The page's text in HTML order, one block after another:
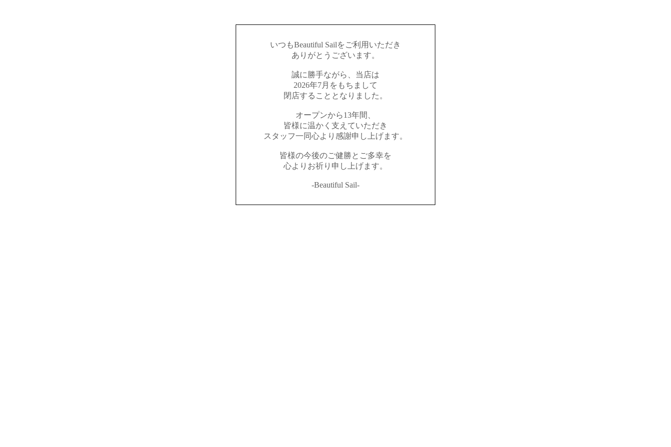
いつもBeautiful Sailをご利用いただき
ありがとうございます。
誠に勝手ながら、当店は
2026年7月をもちまして
閉店することとなりました。
オープンから13年間、
皆様に温かく支えていただき
スタッフ一同心より感謝申し上げます。
皆様の今後のご健勝とご多幸を
心よりお祈り申し上げます。
-Beautiful Sail-